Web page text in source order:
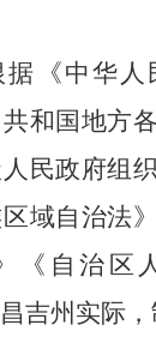
《中华人
共和国地方
民政府组
域自治法
《自治区
吉州实际，